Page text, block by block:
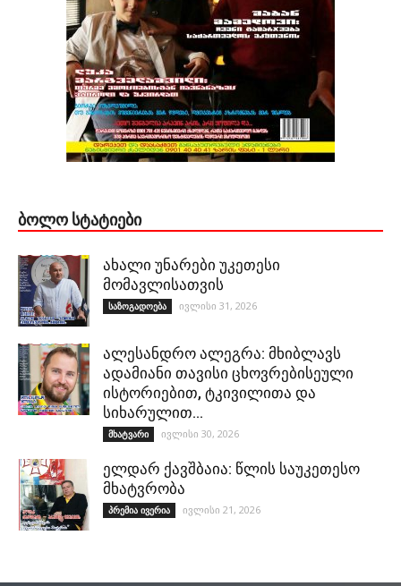
ᲑᲝᲚᲝ ᲡᲢᲐᲢᲘᲔᲑᲘ
ახალი უნარები უკეთესი
მომავლისათვის
საზოგადოება ივლისი 31, 2026
ალესანდრო ალეგრა: მხიბლავს
ადამიანი თავისი ცხოვრებისეული
ისტორიებით, ტკივილითა და
სიხარულით…
მხატვარი ივლისი 30, 2026
ელდარ ქავშბაია: წლის საუკეთესო
მხატვრობა
პრემია ივერია ივლისი 21, 2026